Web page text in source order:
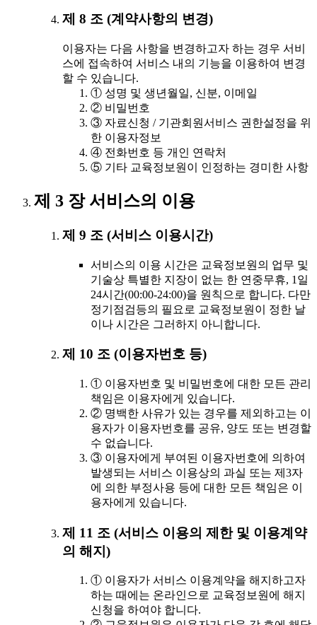
제 8 조 (계약사항의 변경)
이용자는 다음 사항을 변경하고자 하는 경우 서비
스에 접속하여 서비스 내의 기능을 이용하여 변경
할 수 있습니다.
① 성명 및 생년월일, 신분, 이메일
② 비밀번호
③ 자료신청 / 기관회원서비스 권한설정을 위
한 이용자정보
④ 전화번호 등 개인 연락처
⑤ 기타 교육정보원이 인정하는 경미한 사항
제 3 장 서비스의 이용
제 9 조 (서비스 이용시간)
서비스의 이용 시간은 교육정보원의 업무 및
기술상 특별한 지장이 없는 한 연중무휴, 1일
24시간(00:00-24:00)을 원칙으로 합니다. 다만
정기점검등의 필요로 교육정보원이 정한 날
이나 시간은 그러하지 아니합니다.
제 10 조 (이용자번호 등)
① 이용자번호 및 비밀번호에 대한 모든 관리
책임은 이용자에게 있습니다.
② 명백한 사유가 있는 경우를 제외하고는 이
용자가 이용자번호를 공유, 양도 또는 변경할
수 없습니다.
③ 이용자에게 부여된 이용자번호에 의하여
발생되는 서비스 이용상의 과실 또는 제3자
에 의한 부정사용 등에 대한 모든 책임은 이
용자에게 있습니다.
제 11 조 (서비스 이용의 제한 및 이용계약
의 해지)
① 이용자가 서비스 이용계약을 해지하고자
하는 때에는 온라인으로 교육정보원에 해지
신청을 하여야 합니다.